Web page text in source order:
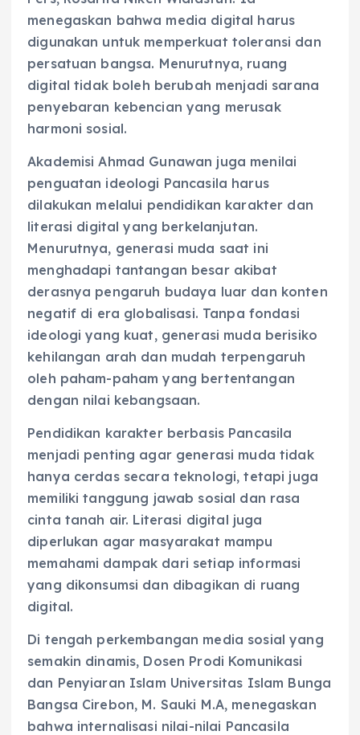
menegaskan bahwa media digital harus
digunakan untuk memperkuat toleransi dan
persatuan bangsa. Menurutnya, ruang
digital tidak boleh berubah menjadi sarana
penyebaran kebencian yang merusak
harmoni sosial.
Akademisi Ahmad Gunawan juga menilai
penguatan ideologi Pancasila harus
dilakukan melalui pendidikan karakter dan
literasi digital yang berkelanjutan.
Menurutnya, generasi muda saat ini
menghadapi tantangan besar akibat
derasnya pengaruh budaya luar dan konten
negatif di era globalisasi. Tanpa fondasi
ideologi yang kuat, generasi muda berisiko
kehilangan arah dan mudah terpengaruh
oleh paham-paham yang bertentangan
dengan nilai kebangsaan.
Pendidikan karakter berbasis Pancasila
menjadi penting agar generasi muda tidak
hanya cerdas secara teknologi, tetapi juga
memiliki tanggung jawab sosial dan rasa
cinta tanah air. Literasi digital juga
diperlukan agar masyarakat mampu
memahami dampak dari setiap informasi
yang dikonsumsi dan dibagikan di ruang
digital.
Di tengah perkembangan media sosial yang
semakin dinamis, Dosen Prodi Komunikasi
dan Penyiaran Islam Universitas Islam Bunga
Bangsa Cirebon, M. Sauki M.A, menegaskan
bahwa internalisasi nilai-nilai Pancasila